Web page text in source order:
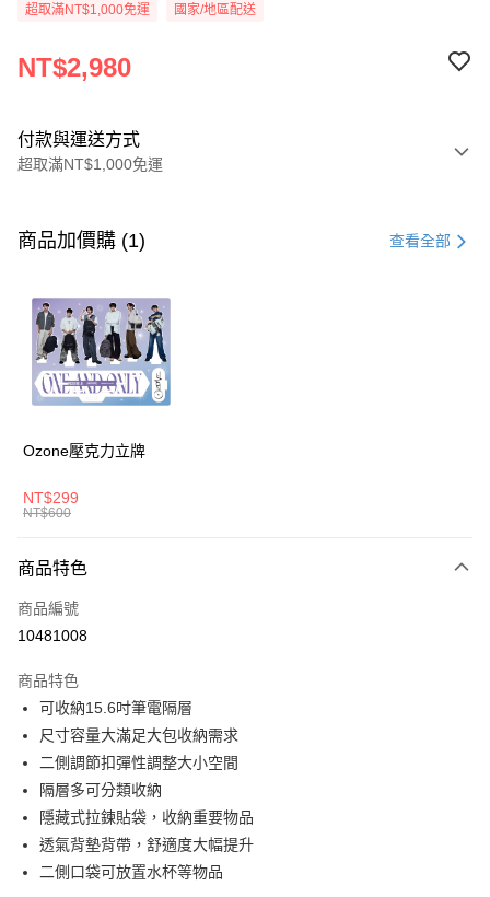
超取滿NT$1,000免運 國家/地區配送
NT$2,980
付款與運送方式
超取滿NT$1,000免運
信用卡一次付款
LINE Pay
Apple Pay
悠遊付
AFTEE先享後付
【關於「AFTEE先享後付」】
AFTEE先享後付是「在收到商品之後才付款」的支付方式。 讓您購物簡單
２．便利：只要手機號碼，簡訊認證，即可結帳。
【「AFTEE先享後付」結帳流程】
２．訂單成立數日內，您將收到繳費通知簡訊。
３．收到繳費通知簡訊後14天內，點擊此簡訊中的連結，可透過四大超商／
ATM／網路銀行／等多元方式進行付款，方視為交易完成。
※ 請注意：結帳手續完成當下不需立刻繳費，但若您需要取消訂單，請聯絡
購買商品的店家。未經商家同意取消之訂單仍視為有效，需透過AFTEE先享
後付繳納相關費用。
※ 交易是否成功請以「AFTEE先享後付 」之結帳頁面顯示為準，若有關於
是否繳費成功／繳費後需取消欲退款等相關疑問，請聯繫「AFTEE先享後付
客戶支援中心」https://netprotections.freshdesk.com/support/home
ATM付款
運送方式
全家取貨付款
每筆NT$80，滿NT$1,000(含以上)免運費
每筆NT$80，滿NT$1,000(含以上)免運費
萊爾富取貨付款
每筆NT$80，滿NT$1,000(含以上)免運費
付款後萊爾富取貨
每筆NT$80，滿NT$1,000(含以上)免運費
7-11取貨付款
商品加價購 (1) 查看全部
Ozone壓克力立牌
NT$299
NT$600
商品特色
商品編號
10481008
商品特色
可收納15.6吋筆電隔層
尺寸容量大滿足大包收納需求
二側調節扣彈性調整大小空間
隔層多可分類收納
隱藏式拉鍊貼袋，收納重要物品
透氣背墊背帶，舒適度大幅提升
二側口袋可放置水杯等物品